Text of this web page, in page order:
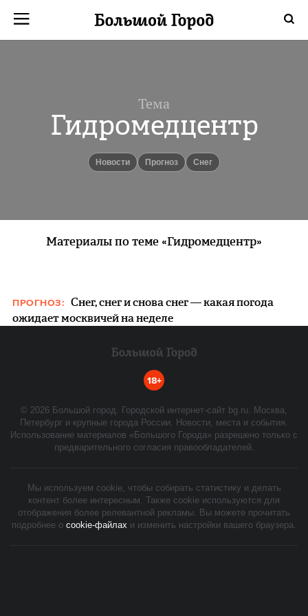
Тема
Гидромедцентр
новости Прогноз Снег
Материалы по теме «Гидромедцентр»
ПРОГНОЗ: Снег, снег и снова снег — какая погода
ожидает москвичей на неделе
18+
© 2026 Большой город. Городской интернет-сайт bg.ru. Москва,
Петербург и крупные города России. Новости, места и события.
Использование материалов «Большого Города» разрешено только с
предварительного согласия правообладателей.
Мы используем cookie, чтобы собирать статистику и делать
контент более интересным. Также cookie используются для
отображения более релевантной рекламы. Вы можете прочитать
подробнее о cookie-файлах и изменить настройки вашего браузера.